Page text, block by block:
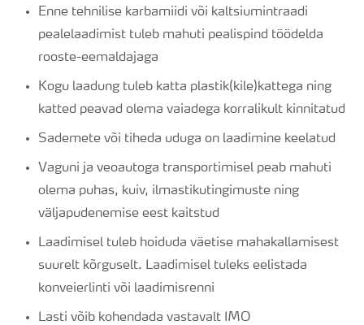
Enne tehnilise karbamiidi või kaltsiumintraadi
pealelaadimist tuleb mahuti pealispind töödelda
rooste-eemaldajaga
Kogu laadung tuleb katta plastik(kile)kattega ning
katted peavad olema vaiadega korralikult kinnitatud
Sademete või tiheda uduga on laadimine keelatud
Vaguni ja veoautoga transportimisel peab mahuti
olema puhas, kuiv, ilmastikutingimuste ning
väljapudenemise eest kaitstud
Laadimisel tuleb hoiduda väetise mahakallamisest
suurelt kõrguselt. Laadimisel tuleks eelistada
konveierlinti või laadimisrenni
Lasti võib kohendada vastavalt IMO